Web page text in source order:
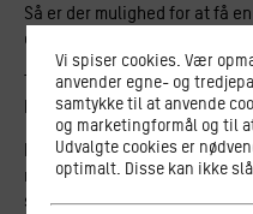
Så er der mulighed for at få
det sædvanlige.
Tirsdag den 19. november
Højskole Restaurant Naert!
Naert er en gourmet-
nordiske køkken. Og vi lover
stærke hænder bag.
Vi spiser cookies. Vær
anvender egne- og
samtykke til at anvende
og marketingformål og til
Udvalgte cookies er
optimalt. Disse kan ikke